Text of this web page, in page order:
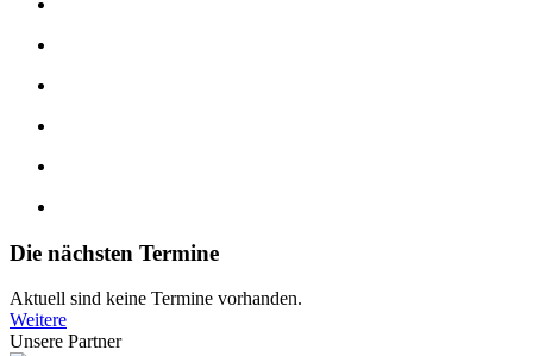
Die nächsten Termine
Aktuell sind keine Termine vorhanden.
Weitere
Unsere Partner